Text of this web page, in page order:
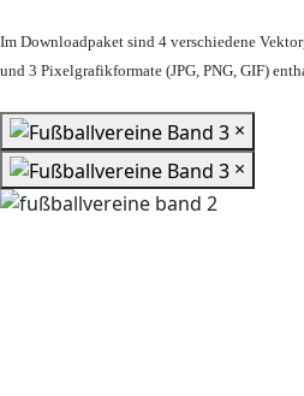
Im Downloadpaket sind 4 verschiedene
und 3 Pixelgrafikformate (JPG, PNG, GIF)
×
×